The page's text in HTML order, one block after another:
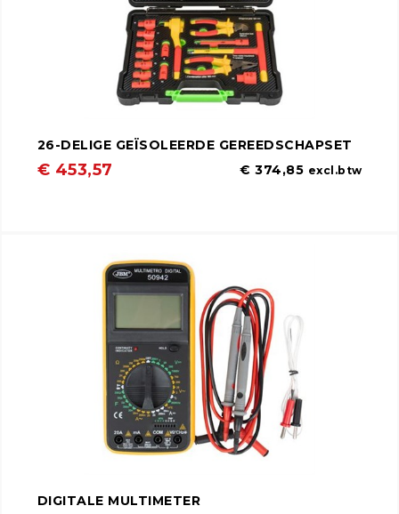
26-DELIGE GEÏSOLEERDE GEREEDSCHAPSET
€ 453,57 € 374,85 excl.btw
DIGITALE MULTIMETER